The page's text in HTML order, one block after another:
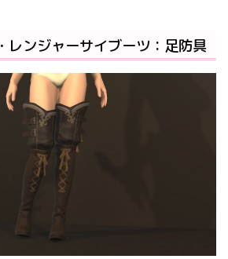
レンジャーサイブーツ：足防具